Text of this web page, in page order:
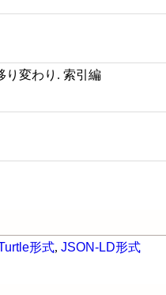
り変わり. 索引編
形式, JSON-LD形式